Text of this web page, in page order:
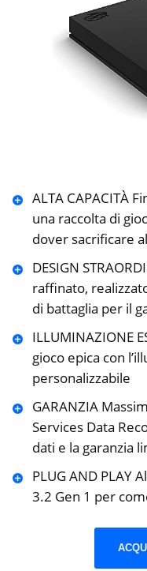
ALTA CAPACITÀ
una raccolta di
dover sacrificare
DESIGN
raffinato,
di battaglia per il
ILLUMINAZIONE
gioco epica con
personalizzabile
GARANZIA
Services Data
dati e la garanzia
PLUG AND PLAY
3.2 Gen 1 per